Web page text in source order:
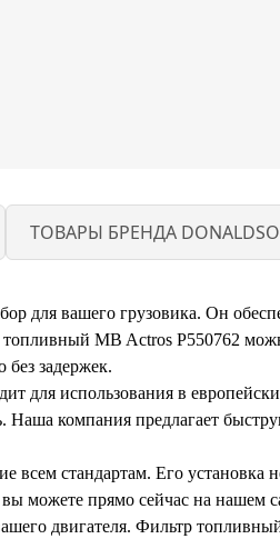
ТОВАРЫ БРЕНДА
для вашего грузовика. Он
MB Actros P550762
задержек.
для использования в
компания предлагает
стандартам. Его установка
можете прямо сейчас на нашем
двигателя. Фильтр